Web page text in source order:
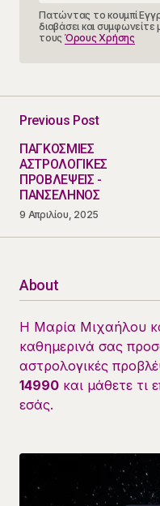
Πατώντας το κουμπί
διαβάσει και συμφωνείτε
τους Όρους Χρήσης
Previous Post
ΠΑΓΚΟΣΜΙΕΣ
ΑΣΤΡΟΛΟΓΙΚΕΣ
ΠΡΟΒΛΕΨΕΙΣ -
ΠΑΝΣΕΛΗΝΟΣ
9 Απριλίου, 2025
About
Η Μαρία Μιχαήλου
καθημερινά σας
αστρολογικές
14990 και μάθετε τι
εσάς.